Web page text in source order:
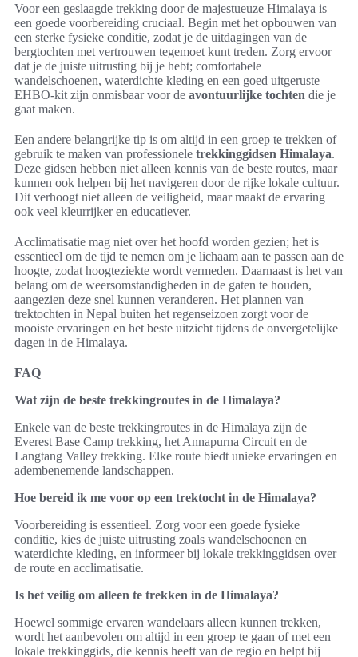
Voor een geslaagde trekking door de majestueuze Himalaya is
een goede voorbereiding cruciaal. Begin met het opbouwen van
een sterke fysieke conditie, zodat je de uitdagingen van de
bergtochten met vertrouwen tegemoet kunt treden. Zorg ervoor
dat je de juiste uitrusting bij je hebt; comfortabele
wandelschoenen, waterdichte kleding en een goed uitgeruste
EHBO-kit zijn onmisbaar voor de avontuurlijke tochten die je
gaat maken.
Een andere belangrijke tip is om altijd in een groep te trekken of
gebruik te maken van professionele trekkinggidsen Himalaya.
Deze gidsen hebben niet alleen kennis van de beste routes, maar
kunnen ook helpen bij het navigeren door de rijke lokale cultuur.
Dit verhoogt niet alleen de veiligheid, maar maakt de ervaring
ook veel kleurrijker en educatiever.
Acclimatisatie mag niet over het hoofd worden gezien; het is
essentieel om de tijd te nemen om je lichaam aan te passen aan de
hoogte, zodat hoogteziekte wordt vermeden. Daarnaast is het van
belang om de weersomstandigheden in de gaten te houden,
aangezien deze snel kunnen veranderen. Het plannen van
trektochten in Nepal buiten het regenseizoen zorgt voor de
mooiste ervaringen en het beste uitzicht tijdens de onvergetelijke
dagen in de Himalaya.
FAQ
Wat zijn de beste trekkingroutes in de Himalaya?
Enkele van de beste trekkingroutes in de Himalaya zijn de
Everest Base Camp trekking, het Annapurna Circuit en de
Langtang Valley trekking. Elke route biedt unieke ervaringen en
adembenemende landschappen.
Hoe bereid ik me voor op een trektocht in de Himalaya?
Voorbereiding is essentieel. Zorg voor een goede fysieke
conditie, kies de juiste uitrusting zoals wandelschoenen en
waterdichte kleding, en informeer bij lokale trekkinggidsen over
de route en acclimatisatie.
Is het veilig om alleen te trekken in de Himalaya?
Hoewel sommige ervaren wandelaars alleen kunnen trekken,
wordt het aanbevolen om altijd in een groep te gaan of met een
lokale trekkinggids, die kennis heeft van de regio en helpt bij